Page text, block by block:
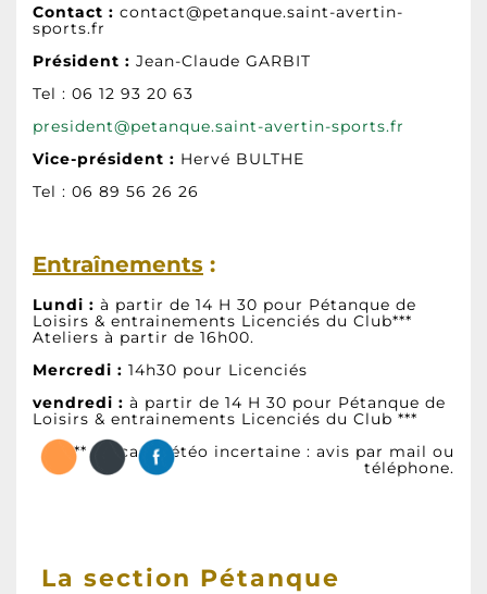
Contact : contact@petanque.saint-avertin-
sports.fr
Président : Jean-Claude GARBIT
Tel : 06 12 93 20 63
president@petanque.saint-avertin-sports.fr
Vice-président : Hervé BULTHE
Tel : 06 89 56 26 26
Entraînements :
Lundi : à partir de 14 H 30 pour Pétanque de
Loisirs & entrainements Licenciés du Club***
Ateliers à partir de 16h00.
Mercredi : 14h30 pour Licenciés
vendredi : à partir de 14 H 30 pour Pétanque de
Loisirs & entrainements Licenciés du Club ***
*** En cas météo incertaine : avis par mail ou
téléphone.
La section Pétanque